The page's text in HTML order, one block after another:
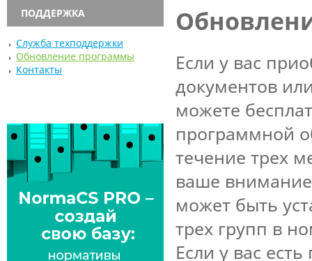
ПОДДЕРЖКА
Служба техподдержки
Обновление программы
Контакты
Если у вас
документов
можете
программной
течение трех
ваше
может быть
трех групп в
Если у вас